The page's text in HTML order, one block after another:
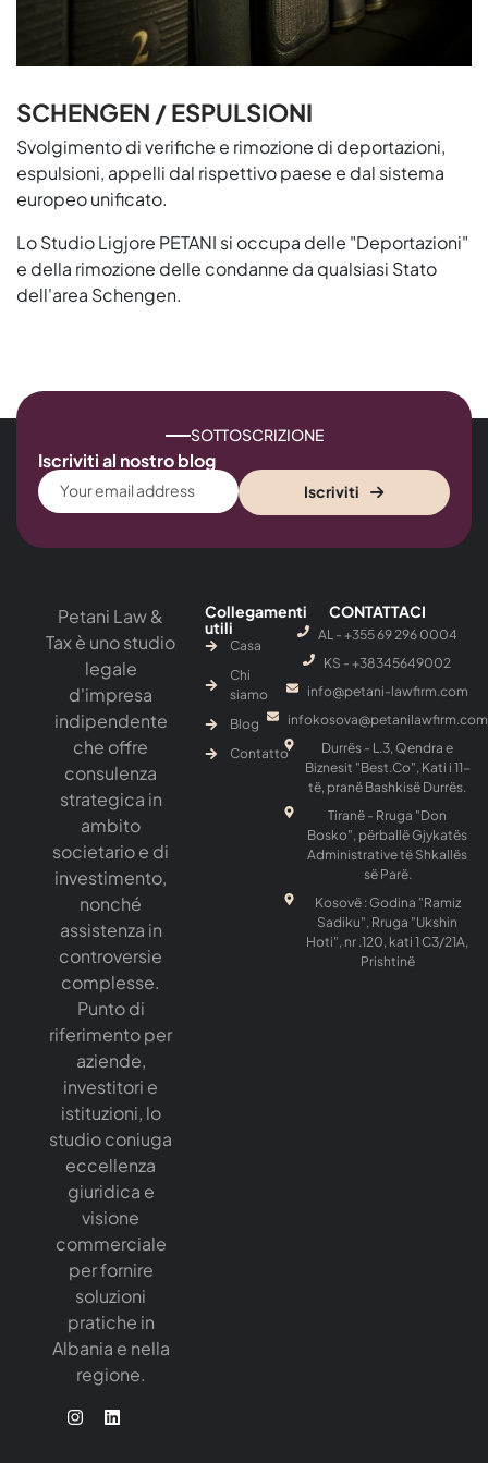
SCHENGEN / ESPULSIONI
Svolgimento di verifiche e rimozione di deportazioni,
espulsioni, appelli dal rispettivo paese e dal sistema
europeo unificato.
Lo Studio Ligjore PETANI si occupa delle "Deportazioni"
e della rimozione delle condanne da qualsiasi Stato
dell'area Schengen.
SOTTOSCRIZIONE
Iscriviti al nostro blog
Iscriviti
Petani Law &
Tax è uno studio
legale
d'impresa
indipendente
che offre
consulenza
strategica in
ambito
societario e di
investimento,
nonché
assistenza in
controversie
complesse.
Punto di
riferimento per
aziende,
investitori e
istituzioni, lo
studio coniuga
eccellenza
giuridica e
visione
commerciale
per fornire
soluzioni
pratiche in
Albania e nella
regione.
Collegamenti
utili
Casa
Chi
siamo
Blog
Contatto
CONTATTACI
AL - +355 69 296 0004
KS - ‎+38345649002
info@petani-lawfirm.com
infokosova@petanilawfirm.com
Durrës - L.3, Qendra e
Biznesit "Best.Co", Kati i 11-
të, pranë Bashkisë Durrës.
Tiranë - Rruga "Don
Bosko", përballë Gjykatës
Administrative të Shkallës
së Parë.
Kosovë : Godina "Ramiz
Sadiku", Rruga "Ukshin
Hoti", nr .120, kati 1 C3/21A,
Prishtinë